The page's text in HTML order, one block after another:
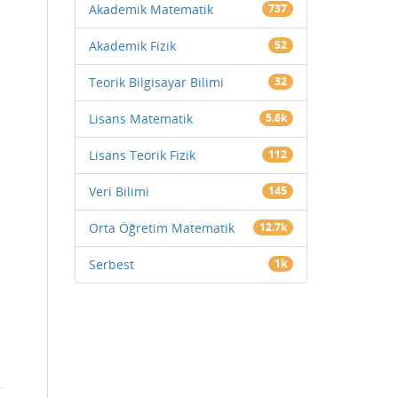
Akademik Matematik 737
Akademik Fizik 52
Teorik Bilgisayar Bilimi 32
Lisans Matematik 5.6k
Lisans Teorik Fizik 112
Veri Bilimi 145
Orta Öğretim Matematik 12.7k
Serbest 1k